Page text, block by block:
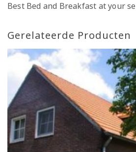
Best Bed and Breakfast at your
Gerelateerde Producten